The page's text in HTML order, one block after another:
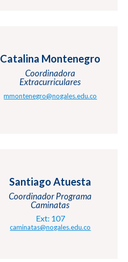
Catalina Montenegro
Coordinadora
Extracurriculares
mmontenegro@nogales.edu.co
Santiago Atuesta
Coordinador Programa
Caminatas
Ext: 107
caminatas@nogales.edu.co